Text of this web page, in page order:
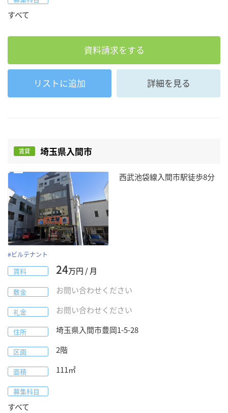
すべて
資料請求をする
リストに追加 詳細を見る
賃貸 埼玉県入間市
西武池袋線入間市駅徒歩8分
#ビルテナント
賃料 24万円 / 月
敷金 お問い合わせください
礼金 お問い合わせください
住所 埼玉県入間市豊岡1-5-28
区画 2階
面積 111㎡
募集科目
すべて